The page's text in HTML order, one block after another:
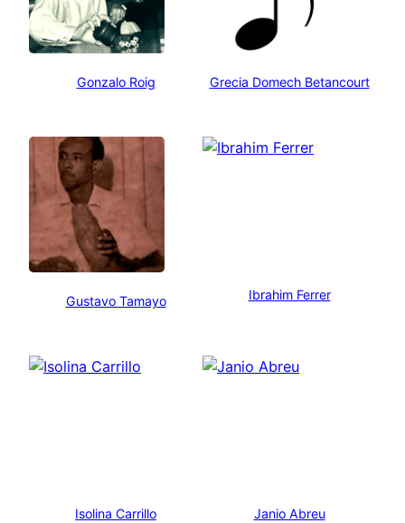
Gonzalo Roig Grecia Domech Betancourt
Gustavo Tamayo Ibrahim Ferrer
Isolina Carrillo Janio Abreu